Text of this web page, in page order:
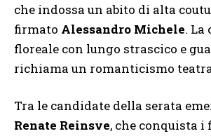
che indossa un abito di alta
firmato Alessandro Michele. La
floreale con lungo strascico e
richiama un romanticismo
Tra le candidate della serata
Renate Reinsve, che conquista i